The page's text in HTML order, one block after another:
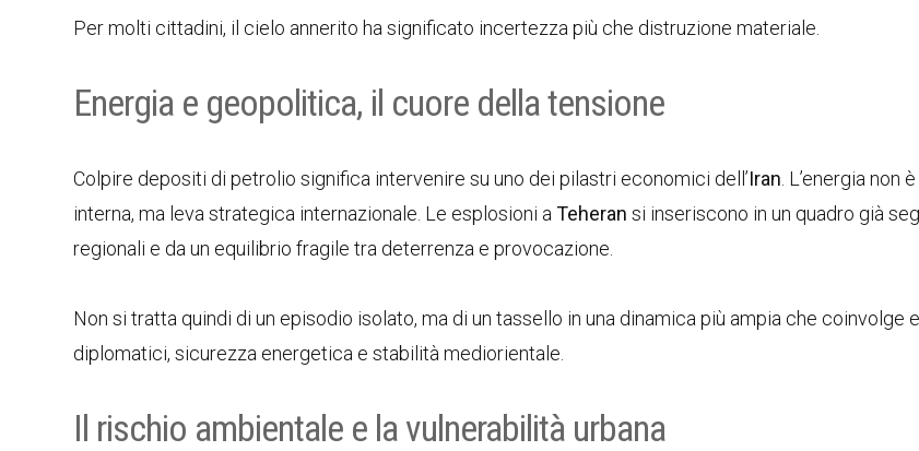
Per molti cittadini, il cielo annerito ha significato incertezza più che distruzione materiale.
Energia e geopolitica, il cuore della tensione
Colpire depositi di petrolio significa intervenire su uno dei pilastri economici dell’Iran . L’energia non
interna, ma leva strategica internazionale. Le esplosioni aTeheran si inseriscono in un quadro già
regionali e da un equilibrio fragile tra deterrenza e provocazione.
Non si tratta quindi di un episodio isolato, ma di un tassello in una dinamica più ampia che coinvolge
diplomatici, sicurezza energetica e stabilità mediorientale.
Il rischio ambientale e la vulnerabilità urbana